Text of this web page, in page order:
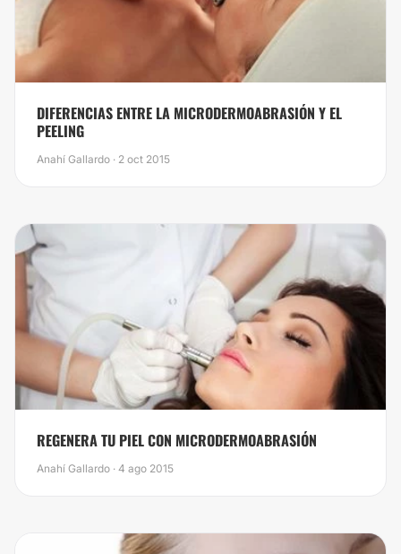
DIFERENCIAS ENTRE LA MICRODERMOABRASIÓN Y EL
PEELING
Anahí Gallardo · 2 oct 2015
​REGENERA TU PIEL CON MICRODERMOABRASIÓN
Anahí Gallardo · 4 ago 2015